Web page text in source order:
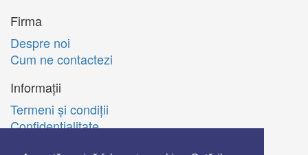
Firma
Despre noi
Cum ne contactezi
Informații
Termeni şi condiţii
Confidenţialitate